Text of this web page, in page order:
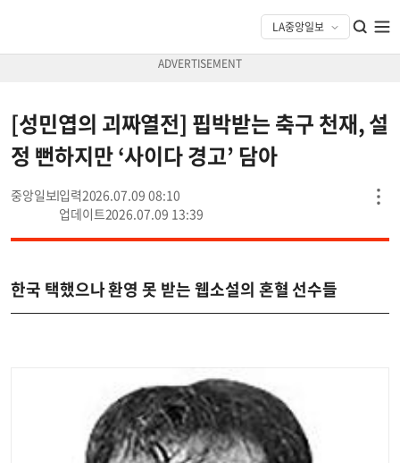
[성민엽의 괴짜열전] 핍박받는 축구 천재, 설
정 뻔하지만 ‘사이다 경고’ 담아
중앙일보
2026.07.09 08:10
2026.07.09 13:39
한국 택했으나 환영 못 받는 웹소설의 혼혈 선수들